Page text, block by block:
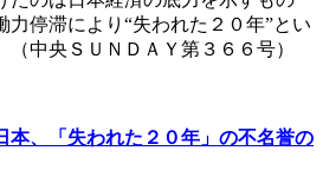
力停滞により“失われた２０年”とい
（中央ＳＵＮＤＡＹ第３６６号）
本、「失われた２０年」の不名誉の